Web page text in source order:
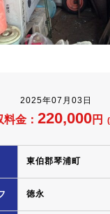
2025年07月03日
料金： 220,000円
東伯郡琴浦町
徳永